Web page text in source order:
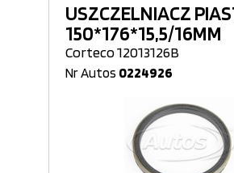
USZCZELNIACZ
150*176*15,5/16MM
Corteco 12013126B
Nr Autos 0224926